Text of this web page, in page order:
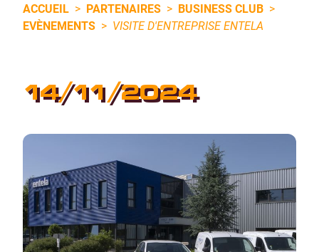
ACCUEIL > PARTENAIRES > BUSINESS CLUB >
EVÈNEMENTS > VISITE D'ENTREPRISE ENTELA
14/11/2024